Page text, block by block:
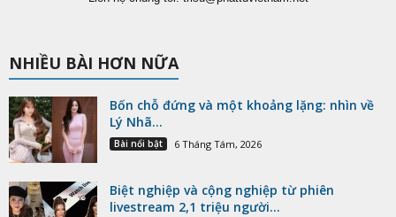
NHIỀU BÀI HƠN NỮA
Bốn chỗ đứng và một khoảng lặng: nhìn về
Lý Nhã...
Bài nổi bật 6 Tháng Tám, 2026
Biệt nghiệp và cộng nghiệp từ phiên
livestream 2,1 triệu người...